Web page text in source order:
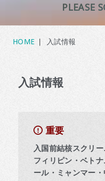
PLEASE
HOME 入試情報
入試情報
重要
入国前結核スクリ
フィリピン・ベト
ール・ミャンマー